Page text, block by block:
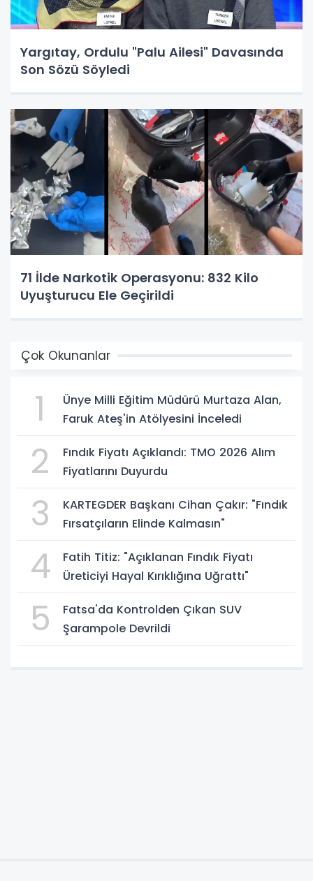
Yargıtay, Ordulu "Palu Ailesi" Davasında
Son Sözü Söyledi
71 İlde Narkotik Operasyonu: 832 Kilo
Uyuşturucu Ele Geçirildi
Çok Okunanlar
1
Ünye Milli Eğitim Müdürü Murtaza Alan,
Faruk Ateş'in Atölyesini İnceledi
2
Fındık Fiyatı Açıklandı: TMO 2026 Alım
Fiyatlarını Duyurdu
3
KARTEGDER Başkanı Cihan Çakır: "Fındık
Fırsatçıların Elinde Kalmasın"
4
Fatih Titiz: "Açıklanan Fındık Fiyatı
Üreticiyi Hayal Kırıklığına Uğrattı"
5
Fatsa'da Kontrolden Çıkan SUV
Şarampole Devrildi